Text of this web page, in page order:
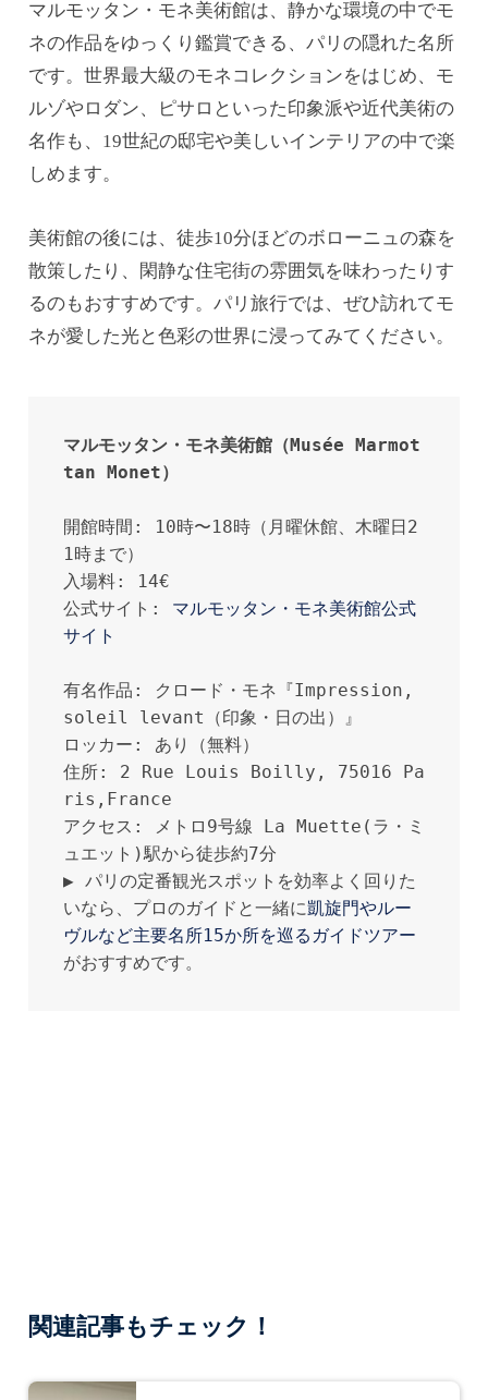
マルモッタン・モネ美術館は、静かな環境の中でモ
ネの作品をゆっくり鑑賞できる、パリの隠れた名所
です。世界最大級のモネコレクションをはじめ、モ
ルゾやロダン、ピサロといった印象派や近代美術の
名作も、19世紀の邸宅や美しいインテリアの中で楽
しめます。
美術館の後には、徒歩10分ほどのボローニュの森を
散策したり、閑静な住宅街の雰囲気を味わったりす
るのもおすすめです。パリ旅行では、ぜひ訪れてモ
ネが愛した光と色彩の世界に浸ってみてください。
マルモッタン・モネ美術館（Musée Marmot
tan Monet）
開館時間: 10時〜18時（月曜休館、木曜日2
1時まで）
入場料: 14€
公式サイト: マルモッタン・モネ美術館公式
サイト
有名作品: クロード・モネ『Impression,
soleil levant（印象・日の出）』
ロッカー: あり（無料）
住所: 2 Rue Louis Boilly, 75016 Pa
ris,France
アクセス: メトロ9号線 La Muette(ラ・ミ
ュエット)駅から徒歩約7分
▶︎ パリの定番観光スポットを効率よく回りた
いなら、プロのガイドと一緒に凱旋門やルー
ヴルなど主要名所15か所を巡るガイドツアー
がおすすめです。
関連記事もチェック！